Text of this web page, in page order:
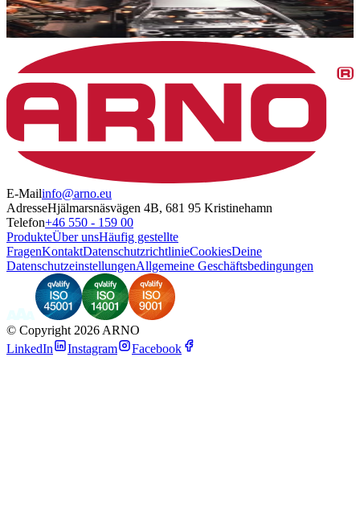
E-Mailinfo@arno.eu
AdresseHjälmarsnäsvägen 4B, 681 95 Kristinehamn
Telefon+46 550 - 159 00
ProdukteÜber unsHäufig gestellte
FragenKontaktDatenschutzrichtlinieCookiesDeine
DatenschutzeinstellungenAllgemeine Geschäftsbedingungen
© Copyright 2026 ARNO
LinkedIn
Instagram Facebook